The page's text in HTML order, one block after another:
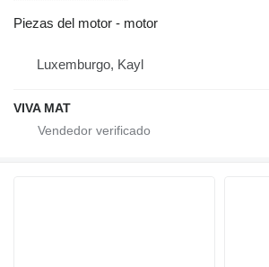
Piezas del motor - motor
Luxemburgo, Kayl
VIVA MAT